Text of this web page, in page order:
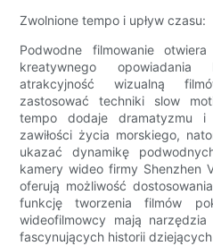
Zwolnione tempo i upływ czasu:
Podwodne filmowanie
kreatywnego
atrakcyjność wizualną
zastosować techniki slow
tempo dodaje dramatyzmu
zawiłości życia morskiego,
ukazać dynamikę
kamery wideo firmy Shenzhen
oferują możliwość
funkcję tworzenia filmów
wideofilmowcy mają
fascynujących historii